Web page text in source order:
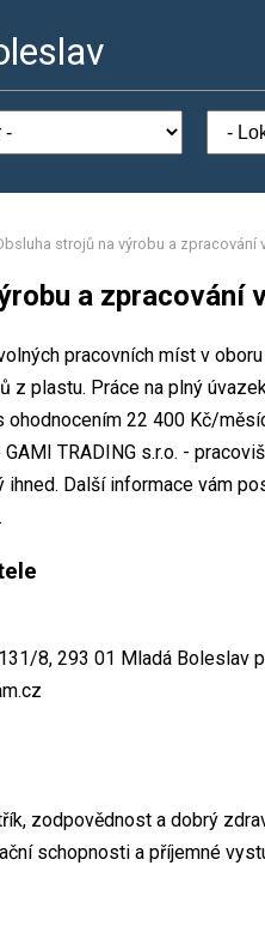
strojů na výrobu a zpracování
a zpracování
pracovních míst v
z plastu. Práce na plný
ohodnocením 22 400 Kč/
TRADING s.r.o. -
ihned. Další informace vám
8, 293 01 Mladá Boleslav
zodpovědnost a dobrý
schopnosti a příjemné